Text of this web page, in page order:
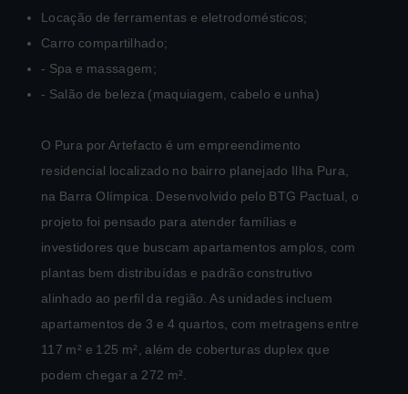
Locação de ferramentas e eletrodomésticos;
Carro compartilhado;
- Spa e massagem;
- Salão de beleza (maquiagem, cabelo e unha)
O Pura por Artefacto é um empreendimento
residencial localizado no bairro planejado Ilha Pura,
na Barra Olímpica. Desenvolvido pelo BTG Pactual, o
projeto foi pensado para atender famílias e
investidores que buscam apartamentos amplos, com
plantas bem distribuídas e padrão construtivo
alinhado ao perfil da região. As unidades incluem
apartamentos de 3 e 4 quartos, com metragens entre
117 m² e 125 m², além de coberturas duplex que
podem chegar a 272 m².